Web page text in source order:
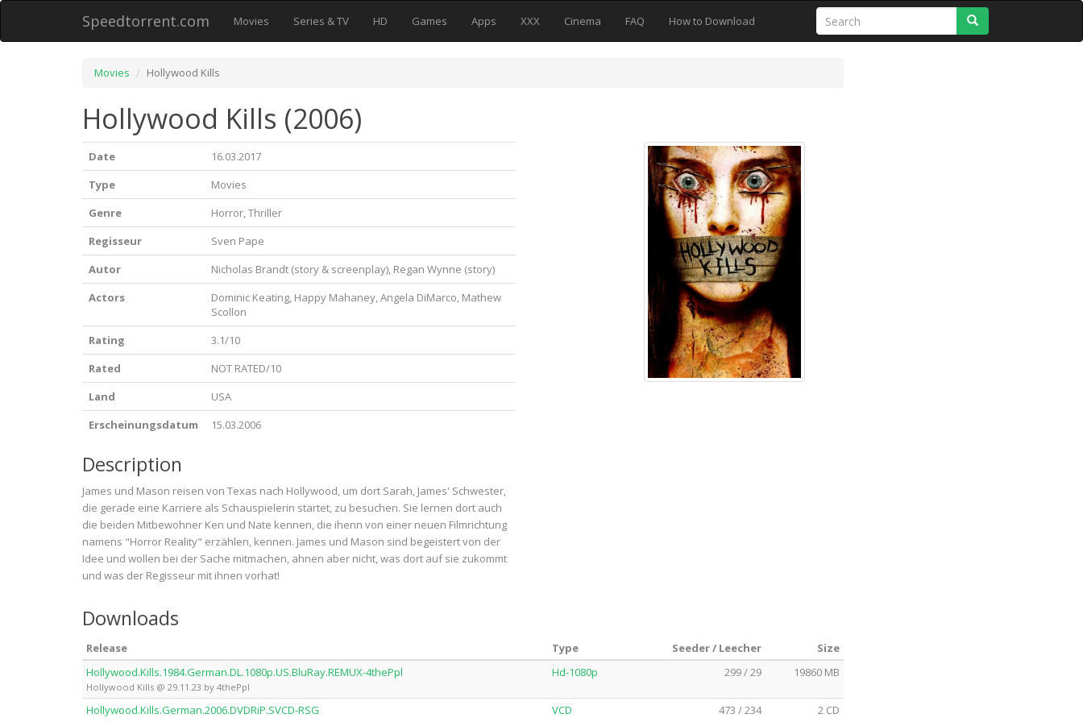
Speedtorrent.com Movies Series & TV HD Games Apps XXX Cinema FAQ How to Download
Movies Hollywood Kills
Hollywood Kills (2006)
Date
16.03.2017
Type
Movies
Genre
Horror, Thriller
Regisseur
Sven Pape
Autor
Nicholas Brandt (story & screenplay), Regan Wynne (story)
Actors
Dominic Keating, Happy Mahaney, Angela DiMarco, Mathew
Scollon
Rating
3.1/10
Rated
NOT RATED/10
Land
USA
Erscheinungsdatum
15.03.2006
Description
James und Mason reisen von Texas nach Hollywood, um dort Sarah, James' Schwester,
die gerade eine Karriere als Schauspielerin startet, zu besuchen. Sie lernen dort auch
die beiden Mitbewohner Ken und Nate kennen, die ihenn von einer neuen Filmrichtung
namens "Horror Reality" erzählen, kennen. James und Mason sind begeistert von der
Idee und wollen bei der Sache mitmachen, ahnen aber nicht, was dort auf sie zukommt
und was der Regisseur mit ihnen vorhat!
Downloads
Release Type Seeder / Leecher
Size
Hollywood.Kills.1984.German.DL.1080p.US.BluRay.REMUX-4thePpl
Hollywood Kills @ 29.11.23 by 4thePpl
Hd-1080p 299 / 29 19860 MB
Hollywood.Kills.German.2006.DVDRiP.SVCD-RSG VCD 473 / 234 2 CD